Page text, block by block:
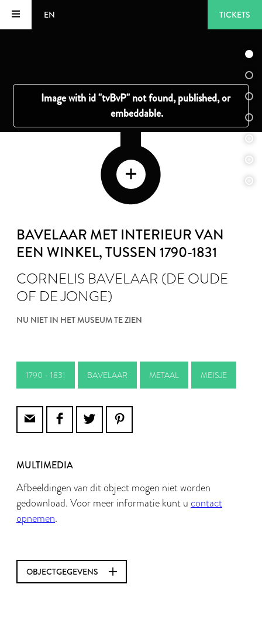
EN TICKETS
BAVELAAR MET INTERIEUR VAN
EEN WINKEL, TUSSEN 1790-1831
CORNELIS BAVELAAR (DE OUDE
OF DE JONGE)
NU NIET IN HET MUSEUM TE ZIEN
1790 - 1831 BAVELAAR METAAL MEISJE
MULTIMEDIA
Afbeeldingen van dit object mogen niet worden
gedownload. Voor meer informatie kunt u contact
opnemen.
OBJECTGEGEVENS